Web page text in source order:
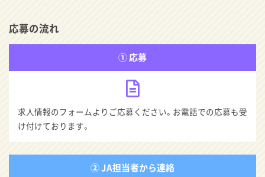
応募の流れ
① 応募
求人情報のフォームよりご応募ください。お電話での応募も受
け付けております。
② JA担当者から連絡